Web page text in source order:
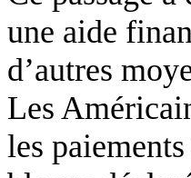
une aide
d’autres
Les
les